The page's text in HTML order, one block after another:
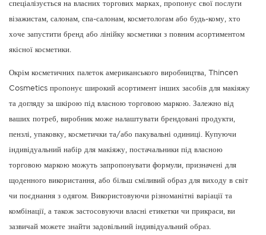
спеціалізується на власних торгових марках, пропонує свої послуги
візажистам, салонам, спа-салонам, косметологам або будь-кому, хто
хоче запустити бренд або лінійку косметики з повним асортиментом
якісної косметики.
Окрім косметичних палеток американського виробництва, Thincen
Cosmetics пропонує широкий асортимент інших засобів для макіяжу
та догляду за шкірою під власною торговою маркою. Залежно від
ваших потреб, виробник може налаштувати брендовані продукти,
пензлі, упаковку, косметички та/або пакувальні одиниці. Купуючи
індивідуальний набір для макіяжу, постачальники під власною
торговою маркою можуть запропонувати формули, призначені для
щоденного використання, або більш сміливий образ для виходу в світ
чи поєднання з одягом. Використовуючи різноманітні варіації та
комбінації, а також застосовуючи власні етикетки чи прикраси, ви
зазвичай можете знайти задовільний індивідуальний образ.